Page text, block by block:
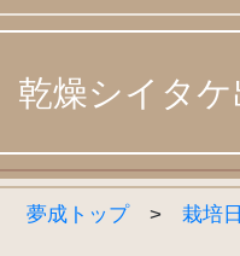
乾燥シイタ
夢成トップ> 栽培